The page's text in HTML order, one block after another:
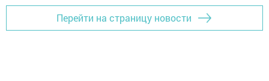
Перейти на страницу новости